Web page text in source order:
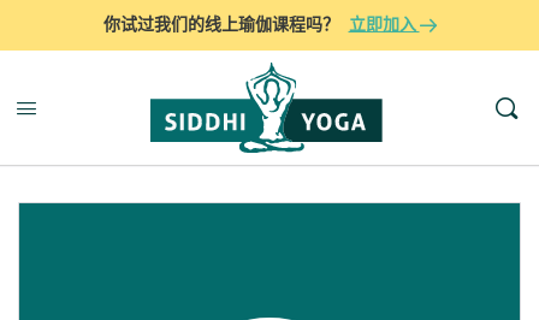
你试过我们的线上瑜伽课程吗？ 立即加入